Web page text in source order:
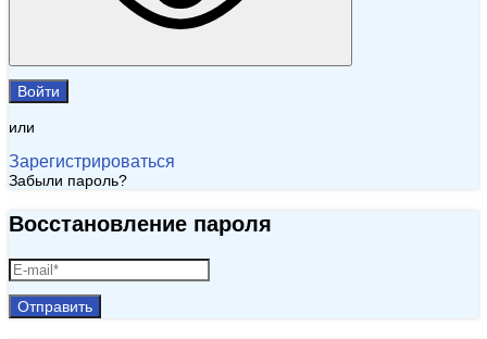
Войти
или
Зарегистрироваться
Забыли пароль?
Восстановление пароля
Отправить